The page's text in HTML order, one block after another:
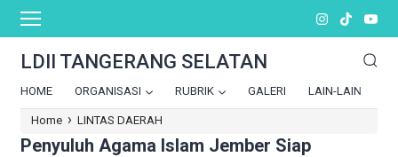
LDII TANGERANG SELATAN
HOME ORGANISASI RUBRIK GALERI LAIN-LAIN
Home › LINTAS DAERAH
Penyuluh Agama Islam Jember Siap